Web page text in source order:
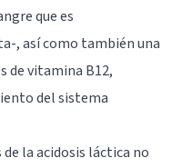
que es
, así como también una
de vitamina B12,
delsistema
la acidosis láctica no